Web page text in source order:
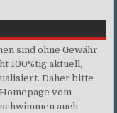
sind ohne Gewähr.
100%tig aktuell,
Daher bitte
vom
auch